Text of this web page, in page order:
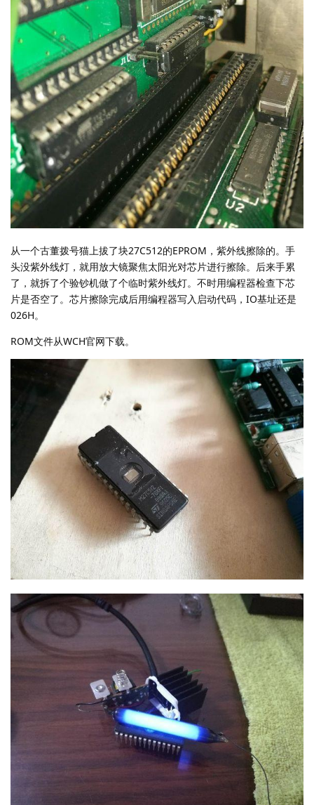
从一个古董拨号猫上拔了块27C512的EPROM，紫外线擦除的。手
头没紫外线灯，就用放大镜聚焦太阳光对芯片进行擦除。后来手累
了，就拆了个验钞机做了个临时紫外线灯。不时用编程器检查下芯
片是否空了。芯片擦除完成后用编程器写入启动代码，IO基址还是
026H。
ROM文件从WCH官网下载。